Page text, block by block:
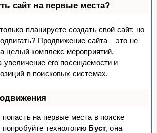
сайт на первые места?
планируете создать свой сайт, но
Продвижение сайта – это не
целый комплекс мероприятий,
увеличение его посещаемости и
в поисковых системах.
на первые места в поиске
технологию Буст, она